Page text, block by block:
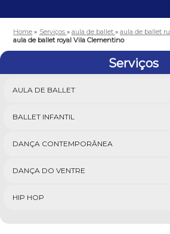
Home » Serviços » aula de ballet »aula de ballet
aula de ballet royal Vila Clementino
Serviços
AULA DE BALLET
BALLET INFANTIL
DANÇA CONTEMPORÂNEA
DANÇA DO VENTRE
HIP HOP